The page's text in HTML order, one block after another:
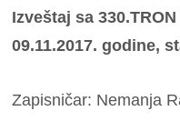
Izveštaj sa
09.11.2017. godine,
Zapisničar: Nemanja